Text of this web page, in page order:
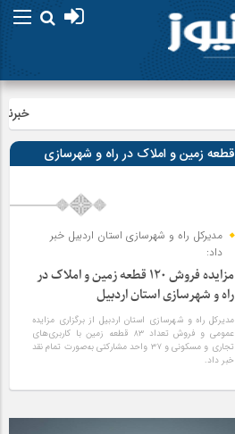
برچسب » مزایده فروش ۱۲۰ قطعه زمین و املاک در راه و شهرسازی
مدیرکل راه و شهرسازی استان اردبیل خبر
داد:
مزایده فروش ۱۲۰ قطعه زمین و املاک در
راه و شهرسازی استان اردبیل
مدیرکل راه و شهرسازی استان اردبیل از برگزاری مزایده
عمومی و فروش تعداد ۸۳ قطعه زمین با کاربری‌های
تجاری و مسکونی و ۳۷ واحد مشارکتی به‌صورت تمام نقد
خبر داد.